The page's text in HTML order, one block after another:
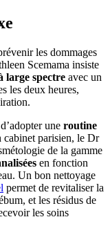
les dommages
Scemama insiste
large spectre avec un
les deux heures,
une routine
cabinet parisien, le Dr
de la gamme
en fonction
Un bon nettoyage
permet de revitaliser la
et les résidus de
les soins